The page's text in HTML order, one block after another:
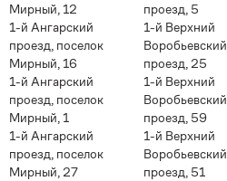
Мирный, 12
1-й Ангарский
проезд, поселок
Мирный, 16
1-й Ангарский
проезд, поселок
Мирный, 1
1-й Ангарский
проезд, поселок
Мирный, 27
проезд, 5
1-й Верхний
Воробьевский
проезд, 25
1-й Верхний
Воробьевский
проезд, 59
1-й Верхний
Воробьевский
проезд, 51